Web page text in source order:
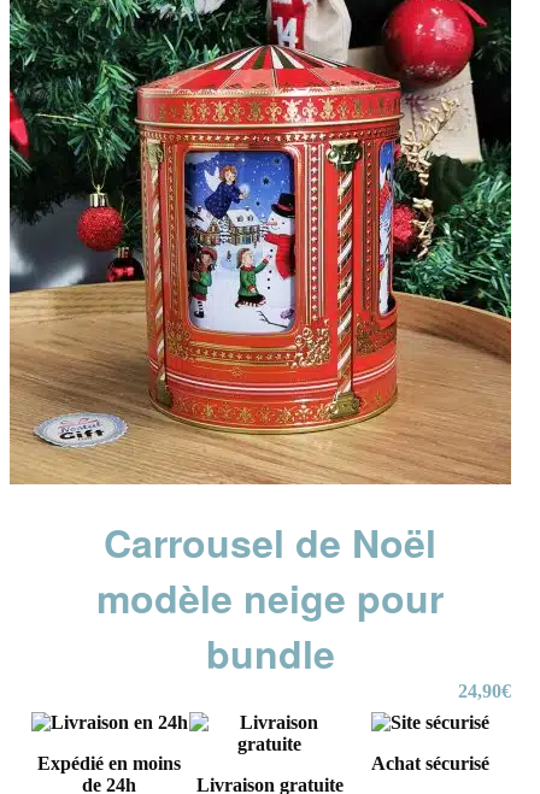
Carrousel de Noël
modèle neige pour
bundle
24,90€
Expédié en moins
de 24h
Livraison gratuite
Achat sécurisé